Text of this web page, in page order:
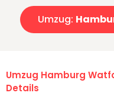
Umzug:
Umzug Hamburg
Details